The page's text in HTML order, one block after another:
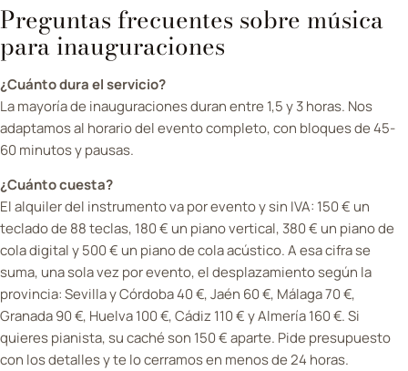
Preguntas frecuentes sobre música
para inauguraciones
¿Cuánto dura el servicio?
La mayoría de inauguraciones duran entre 1,5 y 3 horas. Nos
adaptamos al horario del evento completo, con bloques de 45-
60 minutos y pausas.
¿Cuánto cuesta?
El alquiler del instrumento va por evento y sin IVA: 150 € un
teclado de 88 teclas, 180 € un piano vertical, 380 € un piano de
cola digital y 500 € un piano de cola acústico. A esa cifra se
suma, una sola vez por evento, el desplazamiento según la
provincia: Sevilla y Córdoba 40 €, Jaén 60 €, Málaga 70 €,
Granada 90 €, Huelva 100 €, Cádiz 110 € y Almería 160 €. Si
quieres pianista, su caché son 150 € aparte. Pide presupuesto
con los detalles y te lo cerramos en menos de 24 horas.